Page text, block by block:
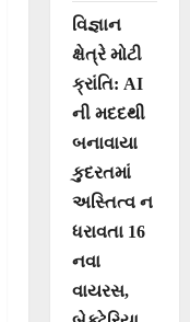
વિજ્ઞાન
ક્ષેત્રે મોટી
ક્રાંતિ: AI
ની મદદથી
બનાવાયા
કુદરતમાં
અસ્તિત્વ ન
ધરાવતા 16
નવા
વાયરસ,